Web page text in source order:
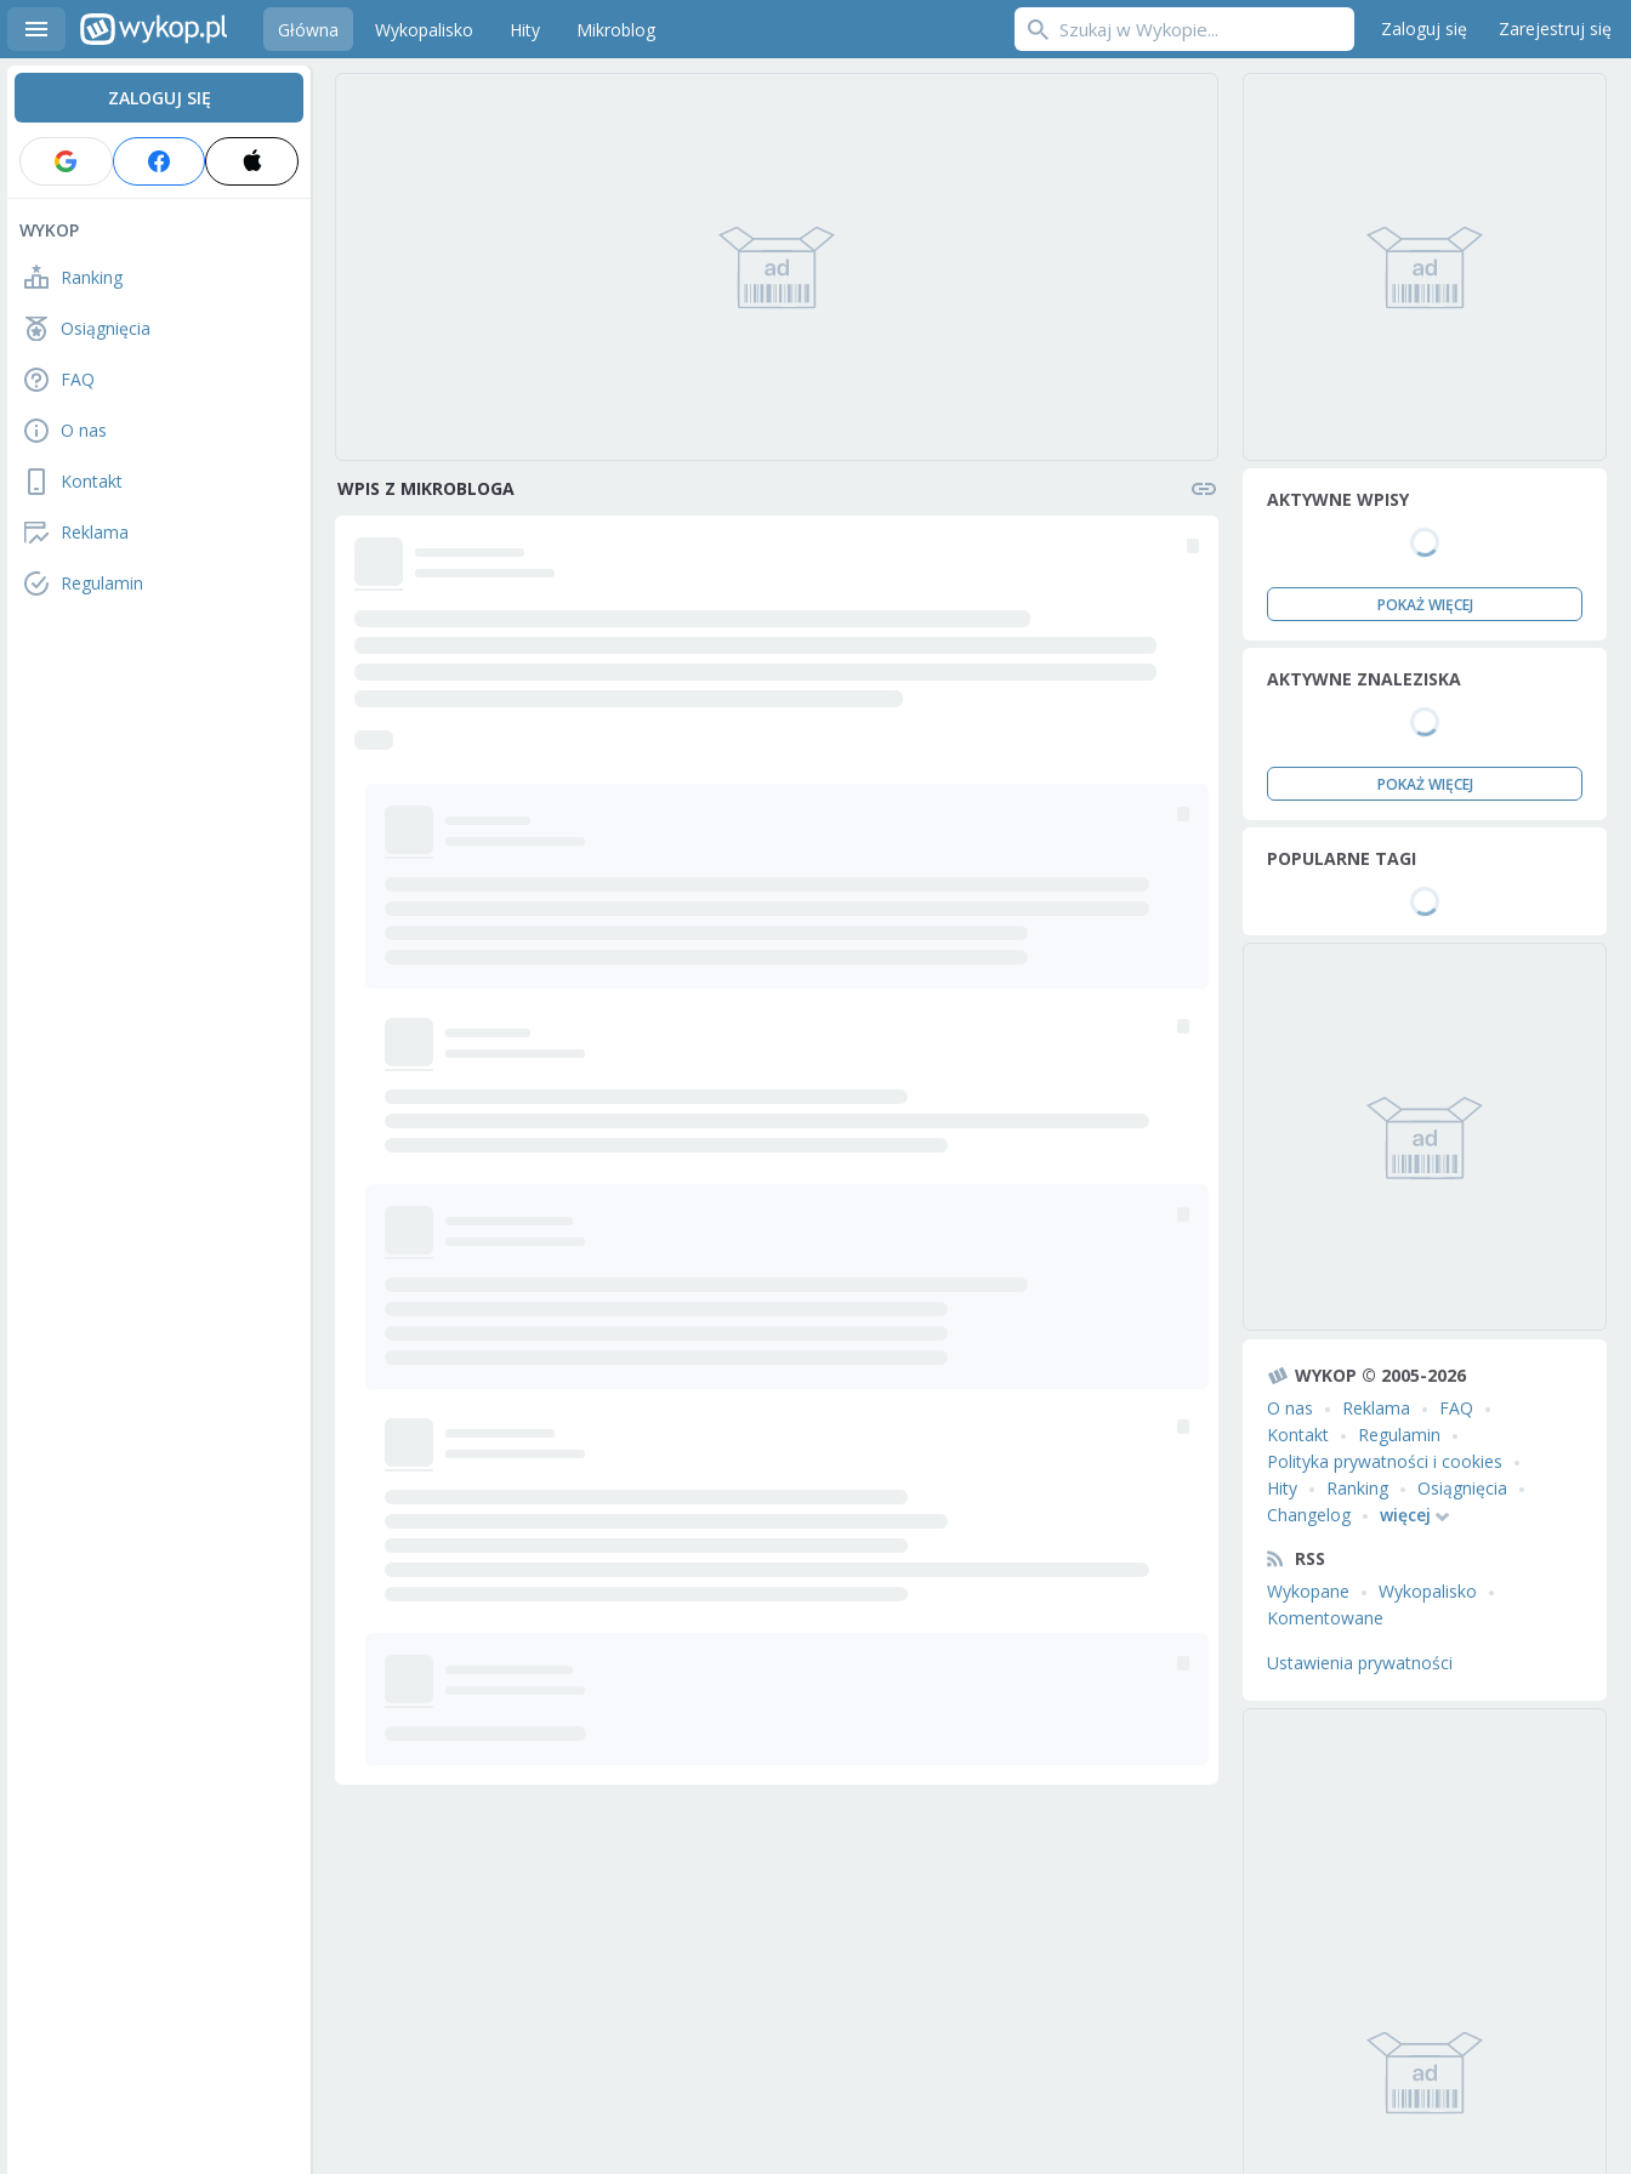
Główna Wykopalisko Hity Mikroblog Zaloguj się Zarejestruj się
ZALOGUJ SIĘ
WYKOP
Ranking
Osiągnięcia
FAQ
O nas
Kontakt
Reklama
Regulamin
WPIS Z MIKROBLOGA AKTYWNE WPISY
POKAŻ WIĘCEJ
AKTYWNE ZNALEZISKA
POKAŻ WIĘCEJ
POPULARNE TAGI
WYKOP © 2005-2026
O nas
Reklama
FAQ
Kontakt
Regulamin
Polityka prywatności i cookies
Hity
Ranking
Osiągnięcia
Changelog
więcej
RSS
Wykopane
Wykopalisko
Komentowane
Ustawienia prywatności